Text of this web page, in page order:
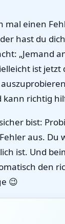
mal einen
hast du
„Jemand
ist
kann richtig
bist:
aus. Du
ist. Und
den
😉